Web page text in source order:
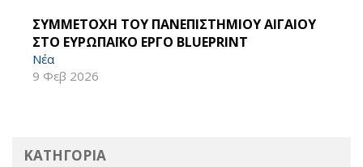
ΣΥΜΜΕΤΟΧΗ ΤΟΥ ΠΑΝΕΠΙΣΤΗΜΙΟΥ ΑΙΓΑΙΟΥ
ΣΤΟ ΕΥΡΩΠΑΪΚΟ ΕΡΓΟ BLUEPRINT
Νέα
9 Φεβ 2026
ΚΑΤΗΓΟΡΙΑ